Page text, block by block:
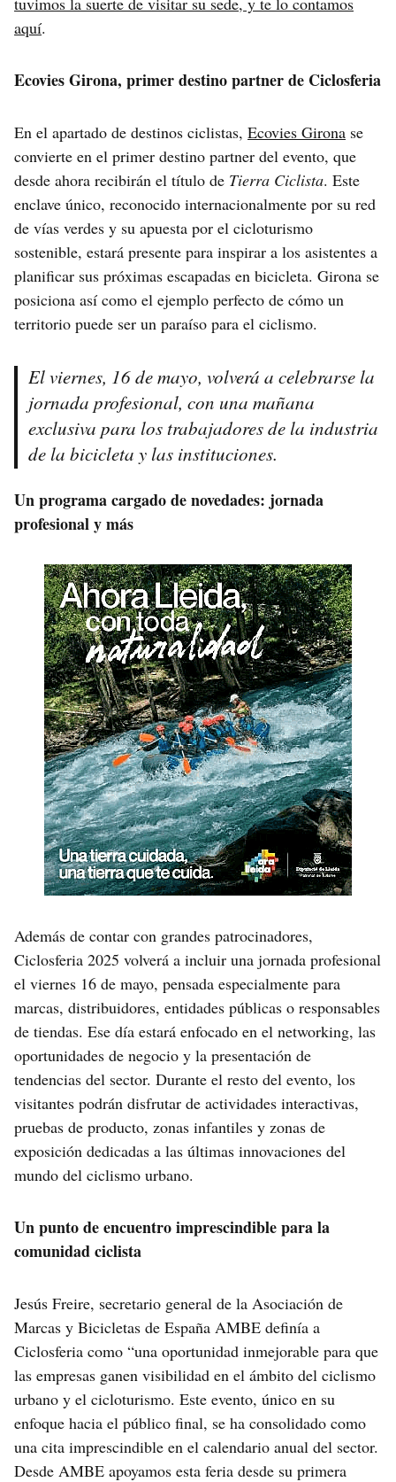
aquí.
Ecovies Girona, primer destino partner de Ciclosferia
En el apartado de destinos ciclistas, Ecovies Girona se
convierte en el primer destino partner del evento, que
desde ahora recibirán el título de Tierra Ciclista. Este
enclave único, reconocido internacionalmente por su red
de vías verdes y su apuesta por el cicloturismo
sostenible, estará presente para inspirar a los asistentes a
planificar sus próximas escapadas en bicicleta. Girona se
posiciona así como el ejemplo perfecto de cómo un
territorio puede ser un paraíso para el ciclismo.
El viernes, 16 de mayo, volverá a celebrarse la
jornada profesional, con una mañana
exclusiva para los trabajadores de la industria
de la bicicleta y las instituciones.
Un programa cargado de novedades: jornada
profesional y más
Además de contar con grandes patrocinadores,
Ciclosferia 2025 volverá a incluir una jornada profesional
el viernes 16 de mayo, pensada especialmente para
marcas, distribuidores, entidades públicas o responsables
de tiendas. Ese día estará enfocado en el networking, las
oportunidades de negocio y la presentación de
tendencias del sector. Durante el resto del evento, los
visitantes podrán disfrutar de actividades interactivas,
pruebas de producto, zonas infantiles y zonas de
exposición dedicadas a las últimas innovaciones del
mundo del ciclismo urbano.
Un punto de encuentro imprescindible para la
comunidad ciclista
Jesús Freire, secretario general de la Asociación de
Marcas y Bicicletas de España AMBE definía a
Ciclosferia como “una oportunidad inmejorable para que
las empresas ganen visibilidad en el ámbito del ciclismo
urbano y el cicloturismo. Este evento, único en su
enfoque hacia el público final, se ha consolidado como
una cita imprescindible en el calendario anual del sector.
Desde AMBE apoyamos esta feria desde su primera